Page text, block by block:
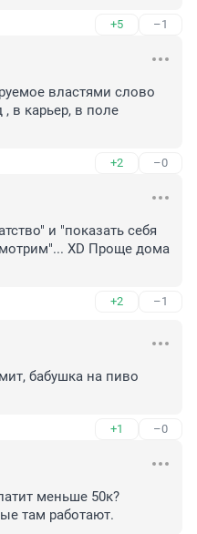
+5 –1
властями слово
в карьер, в поле
+2 –0
и "показать себя
XD Проще дома
+2 –1
бабушка на пиво
+1 –0
меньше 50к?
там работают.